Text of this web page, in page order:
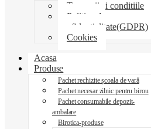
Termenii si conditiile
Politica de
confidentialitate(GDPR)
Cookies
Acasa
Produse
Pachet rechizite școala de vară
Pachet necesar zilnic pentru birou
Pachet consumabile depozit-
ambalare
Birotica-produse